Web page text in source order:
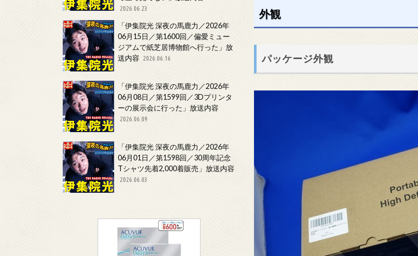
外観
パッケージ外観
2026.06.23
「伊集院光 深夜の馬鹿力／2026年
06月15日／第1600回／偏愛ミュー
ジアムで紙芝居博物館へ行った」放
送内容
2026.06.16
「伊集院光 深夜の馬鹿力／2026年
06月08日／第1599回／3Dプリンタ
ーの展示会に行った」放送内容
2026.06.09
「伊集院光 深夜の馬鹿力／2026年
06月01日／第1598回／30周年記念
Tシャツ先着2,000着販売」放送内容
2026.06.03